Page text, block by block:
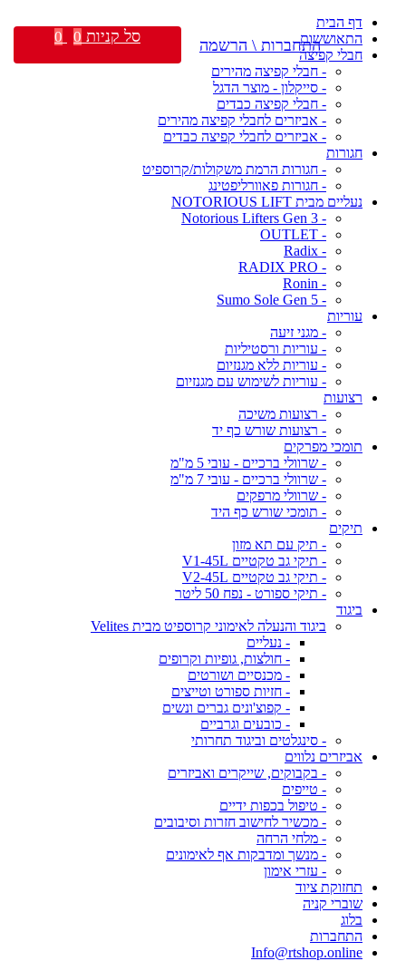
דף הבית
התאוששות
חבלי קפיצה
- חבלי קפיצה מהירים
- סייקלון - מוצר הדגל
- חבלי קפיצה כבדים
- אביזרים לחבלי קפיצה מהירים
- אביזרים לחבלי קפיצה כבדים
חגורות
- חגורות הרמת משקולות/קרוספיט
- חגורות פאוורליפטינג
נעליים מבית NOTORIOUS LIFT
- Notorious Lifters Gen 3
- OUTLET
- Radix
- RADIX PRO
- Ronin
- Sumo Sole Gen 5
עוריות
- מגני זיעה
- עוריות ורסטיליות
- עוריות ללא מגנזיום
- עוריות לשימוש עם מגנזיום
רצועות
- רצועות משיכה
- רצועות שורש כף יד
תומכי מפרקים
- שרוולי ברכיים - עובי 5 מ"מ
- שרוולי ברכיים - עובי 7 מ"מ
- שרוולי מרפקים
- תומכי שורש כף היד
תיקים
- תיק עם תא מזון
- תיקי גב טקטיים V1-45L
- תיקי גב טקטיים V2-45L
- תיקי ספורט - נפח 50 ליטר
ביגוד
ביגוד והנעלה לאימוני קרוספיט מבית Velites
- נעליים
- חולצות, גופיות וקרופים
- מכנסיים ושורטים
- חזיות ספורט וטייצים
- קפוצ'ונים גברים ונשים
- כובעים וגרביים
- סינגלטים וביגוד תחרותי
אביזרים נלווים
- בקבוקים, שייקרים ואביזרים
- טייפים
- טיפול בכפות ידיים
- מכשיר לחישוב חזרות וסיבובים
- מלחי הרחה
- מנשך ומדבקות אף לאימונים
- עזרי אימון
תחזוקת ציוד
שוברי קניה
בלוג
התחברות
Info@rtshop.online
התחברות \ הרשמה סל קניות 0
0